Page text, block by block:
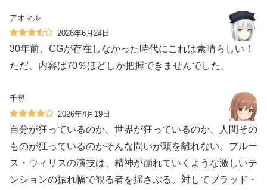
アオマル
2026年6月24日
30年前、CGが存在しなかった時代にこれは素晴らしい！
ただ、内容は70％ほどしか把握できませんでした。
千尋
2026年4月19日
自分が狂っているのか、世界が狂っているのか、人間その
ものが狂っているのかそんな問いが頭を離れない。ブルー
ス・ウィリスの演技は、精神が崩れていくような激しいテ
ンションの振れ幅で観る者を揺さぶる。対してブラッド・